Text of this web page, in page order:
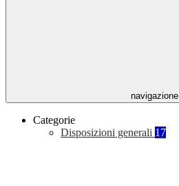
navigazione
Categorie
Disposizioni generali 17